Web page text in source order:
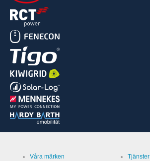
Våra märken
Tjänster